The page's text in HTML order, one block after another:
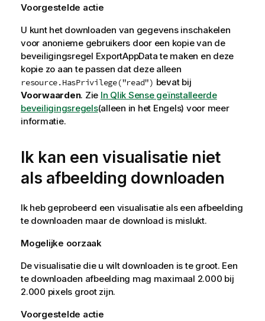
Voorgestelde actie
U kunt het downloaden van gegevens inschakelen
voor anonieme gebruikers door een kopie van de
beveiligingsregel ExportAppDatate maken en deze
kopie zo aan te passen dat deze alleen
resource.HasPrivilege("read") bevat bij
Voorwaarden. Zie In Qlik Sense geïnstalleerde
beveiligingsregels(alleen in het Engels) voor meer
informatie.
Ik kan een visualisatie niet
als afbeelding downloaden
Ik heb geprobeerd een visualisatie als een afbeelding
te downloaden maar de download is mislukt.
Mogelijke oorzaak
De visualisatie die u wilt downloaden is te groot. Een
te downloaden afbeelding mag maximaal 2.000 bij
2.000 pixels groot zijn.
Voorgestelde actie